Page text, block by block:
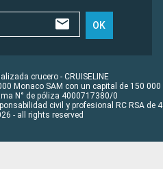
OK
crucero - CRUISELINE
Monaco SAM con un capital de 150 000
N° de póliza 4000717380/0
civil y profesional RC RSA de
- all rights reserved